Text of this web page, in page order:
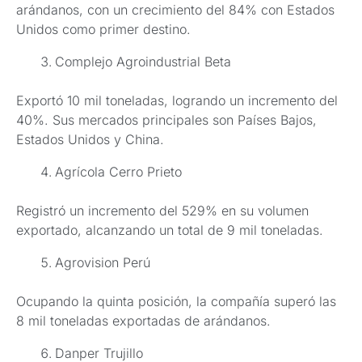
arándanos, con un crecimiento del 84% con Estados
Unidos como primer destino.
Complejo Agroindustrial Beta
Exportó 10 mil toneladas, logrando un incremento del
40%. Sus mercados principales son Países Bajos,
Estados Unidos y China.
Agrícola Cerro Prieto
Registró un incremento del 529% en su volumen
exportado, alcanzando un total de 9 mil toneladas.
Agrovision Perú
Ocupando la quinta posición, la compañía superó las
8 mil toneladas exportadas de arándanos.
Danper Trujillo